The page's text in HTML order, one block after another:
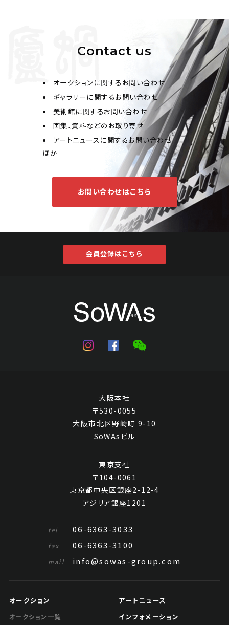
Contact us
オークションに関するお問い合わせ
ギャラリーに関するお問い合わせ
美術館に関するお問い合わせ
画集、資料などのお取り寄せ
アートニュースに関するお問い合わせ
ほか
お問い合わせはこちら
会員登録はこちら
大阪本社
〒530-0055
大阪市北区野崎町 9-10
SoWAsビル
東京支社
〒104-0061
東京都中央区銀座2-12-4
アジリア銀座1201
tel 06-6363-3033
fax 06-6363-3100
mail info@sowas-group.com
オークション
オークション一覧
アートニュース
インフォメーション